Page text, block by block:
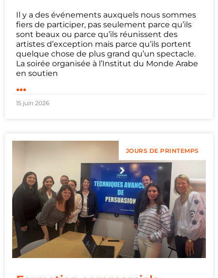
Il y a des événements auxquels nous sommes
fiers de participer, pas seulement parce qu’ils
sont beaux ou parce qu’ils réunissent des
artistes d’exception mais parce qu’ils portent
quelque chose de plus grand qu’un spectacle.
La soirée organisée à l’Institut du Monde Arabe
en soutien
...
15 juin 2026
JOURS DE PRINTEMPS